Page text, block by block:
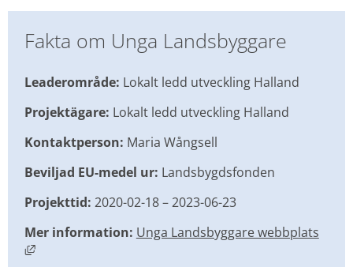
Fakta om Unga Landsbyggare
Leaderområde: Lokalt ledd utveckling Halland
Projektägare: Lokalt ledd utveckling Halland
Kontaktperson: Maria Wångsell
Beviljad EU-medel ur: Landsbygdsfonden
Projekttid: 2020-02-18 – 2023-06-23
Mer information: Unga Landsbyggare webbplats
Länk till annan webbplats, öppnas i nytt fönster.